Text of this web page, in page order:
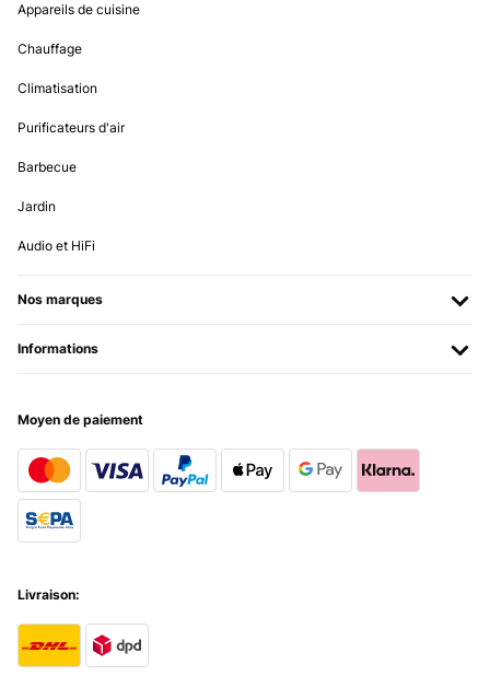
Appareils de cuisine
Chauffage
Climatisation
Purificateurs d'air
Barbecue
Jardin
Audio et HiFi
Nos marques
Informations
Moyen de paiement
Livraison: